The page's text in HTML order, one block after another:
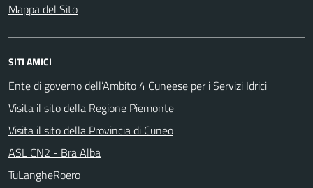
Mappa del Sito
SITI AMICI
Ente di governo dell’Ambito 4 Cuneese per i Servizi Idrici
Visita il sito della Regione Piemonte
Visita il sito della Provincia di Cuneo
ASL CN2 - Bra Alba
TuLangheRoero